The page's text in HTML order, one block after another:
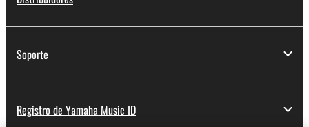
Soporte
Registro de Yamaha Music ID